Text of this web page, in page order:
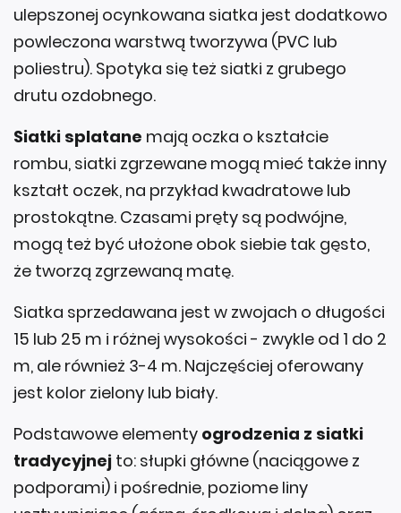
ulepszonej ocynkowana siatka jest dodatkowo
powleczona warstwą tworzywa (PVC lub
poliestru). Spotyka się też siatki z grubego
drutu ozdobnego.
Siatki splatane mają oczka o kształcie
rombu, siatki zgrzewane mogą mieć także inny
kształt oczek, na przykład kwadratowe lub
prostokątne. Czasami pręty są podwójne,
mogą też być ułożone obok siebie tak gęsto,
że tworzą zgrzewaną matę.
Siatka sprzedawana jest w zwojach o długości
15 lub 25 m i różnej wysokości - zwykle od 1 do 2
m, ale również 3-4 m. Najczęściej oferowany
jest kolor zielony lub biały.
Podstawowe elementy ogrodzenia z siatki
tradycyjnej to: słupki główne (naciągowe z
podporami) i pośrednie, poziome liny